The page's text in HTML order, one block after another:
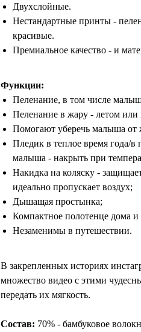
Двухслойные.
Нестандартные принты -
красивые.
Премиальное качество - и
Функции:
Пеленание, в том числе
Пеленание в жару - летом
Помогают уберечь малыша от
Пледик в теплое время года/
малыша - накрыть при
Накидка на коляску -
идеально пропускает воздух;
Дышащая простынка;
Компактное полотенце дома и
Незаменимы в путешествии.
В закрепленных историях
множество видео с этими
передать их мягкость.
Состав: 70% - бамбуковое